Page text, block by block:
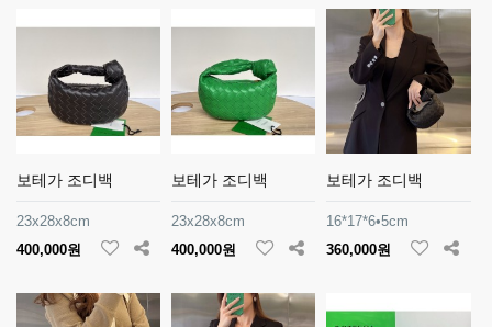
보테가 조디백
23x28x8cm
400,000원
보테가 조디백
23x28x8cm
400,000원
보테가 조디백
16*17*6•5cm
360,000원